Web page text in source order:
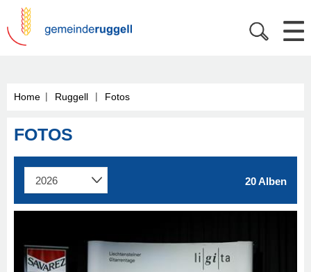
Home | Ruggell | Fotos
FOTOS
20 Alben